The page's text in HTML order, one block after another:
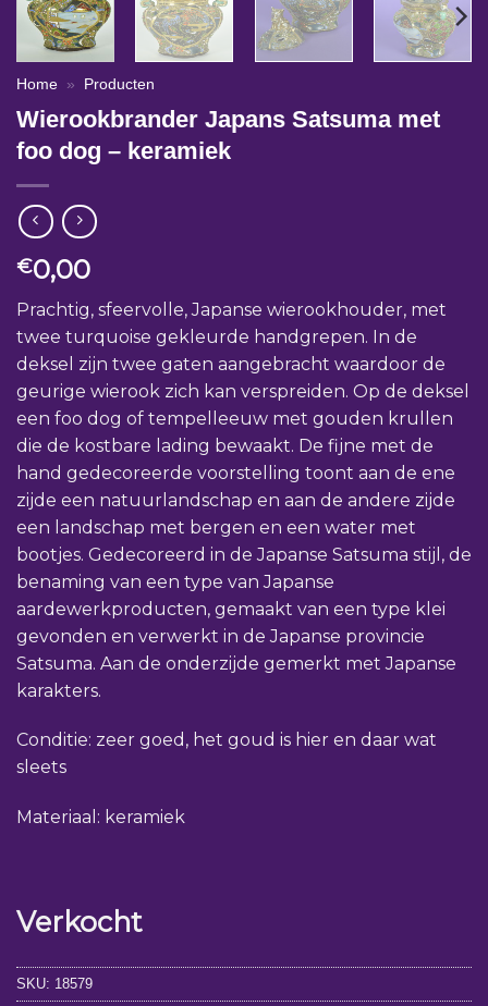
Home » Producten
Wierookbrander Japans Satsuma met
foo dog – keramiek
€0,00
Prachtig, sfeervolle, Japanse wierookhouder, met
twee turquoise gekleurde handgrepen. In de
deksel zijn twee gaten aangebracht waardoor de
geurige wierook zich kan verspreiden. Op de deksel
een foo dog of tempelleeuw met gouden krullen
die de kostbare lading bewaakt. De fijne met de
hand gedecoreerde voorstelling toont aan de ene
zijde een natuurlandschap en aan de andere zijde
een landschap met bergen en een water met
bootjes. Gedecoreerd in de Japanse Satsuma stijl, de
benaming van een type van Japanse
aardewerkproducten, gemaakt van een type klei
gevonden en verwerkt in de Japanse provincie
Satsuma. Aan de onderzijde gemerkt met Japanse
karakters.
Conditie: zeer goed, het goud is hier en daar wat
sleets
Materiaal: keramiek
Verkocht
SKU: 18579